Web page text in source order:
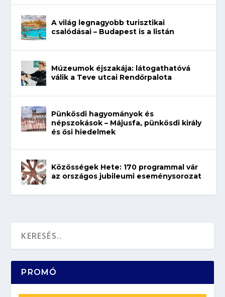
A világ legnagyobb turisztikai
csalódásai – Budapest is a listán
Múzeumok éjszakája: látogathatóvá
válik a Teve utcai Rendőrpalota
Pünkösdi hagyományok és
népszokások – Májusfa, pünkösdi király
és ősi hiedelmek
Közösségek Hete: 170 programmal vár
az országos jubileumi eseménysorozat
PROMÓ